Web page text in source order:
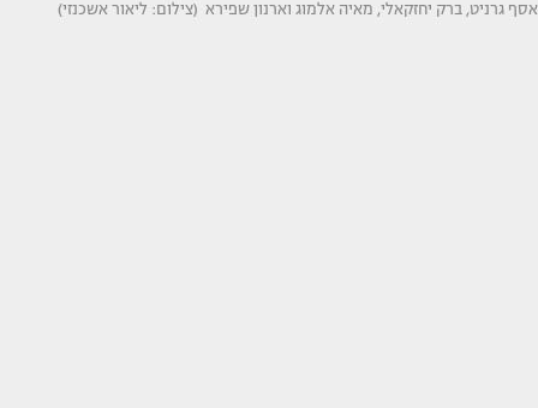
אסף גרניט, ברק יחזקאלי, מאיה אלמוג וארנון שפירא (צילום: ליאור אשכנזי)